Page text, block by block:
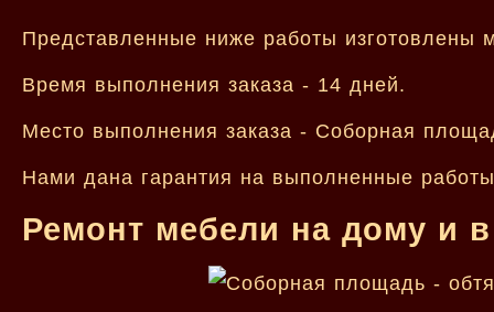
Представленные ниже работы изготовлены
Время выполнения заказа - 14 дней.
Место выполнения заказа - Соборная
Нами дана гарантия на выполненные
Ремонт мебели на дому и